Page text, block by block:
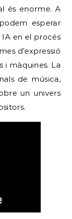
és enorme. A
esperar
en el procés
d’expressió
i màquines. La
de música,
un univers